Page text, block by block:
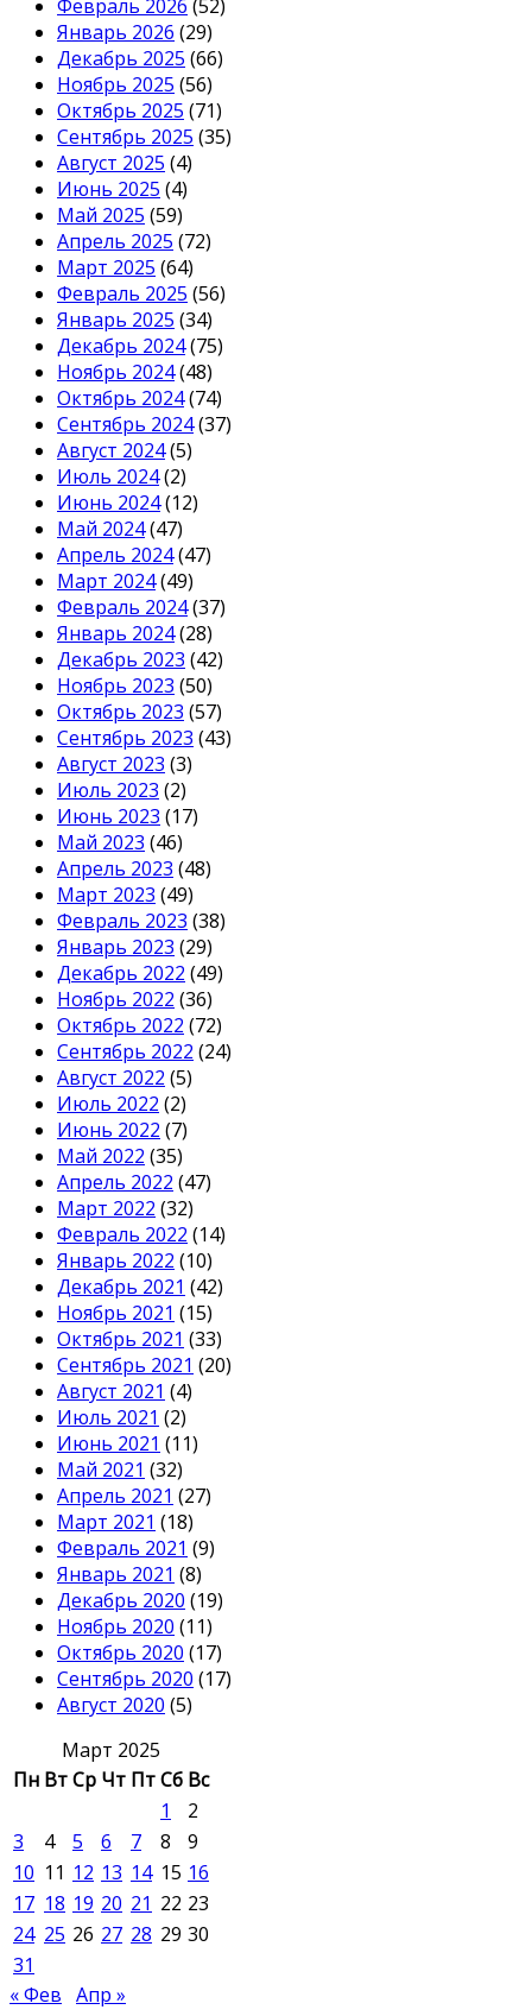
Февраль 2026 (52)
Январь 2026 (29)
Декабрь 2025 (66)
Ноябрь 2025 (56)
Октябрь 2025 (71)
Сентябрь 2025 (35)
Август 2025 (4)
Июнь 2025 (4)
Май 2025 (59)
Апрель 2025 (72)
Март 2025 (64)
Февраль 2025 (56)
Январь 2025 (34)
Декабрь 2024(75)
Ноябрь 2024(48)
Октябрь 2024(74)
Сентябрь 2024(37)
Август 2024(5)
Июль 2024(2)
Июнь 2024(12)
Май 2024(47)
Апрель 2024(47)
Март 2024(49)
Февраль 2024(37)
Январь 2024(28)
Декабрь 2023 (42)
Ноябрь 2023 (50)
Октябрь 2023 (57)
Сентябрь 2023 (43)
Август 2023 (3)
Июль 2023 (2)
Июнь 2023 (17)
Май 2023 (46)
Апрель 2023 (48)
Март 2023 (49)
Февраль 2023 (38)
Январь 2023 (29)
Декабрь 2022 (49)
Ноябрь 2022 (36)
Октябрь 2022 (72)
Сентябрь 2022 (24)
Август 2022 (5)
Июль 2022 (2)
Июнь 2022 (7)
Май 2022 (35)
Апрель 2022 (47)
Март 2022 (32)
Февраль 2022 (14)
Январь 2022 (10)
Декабрь 2021 (42)
Ноябрь 2021 (15)
Октябрь 2021 (33)
Сентябрь 2021 (20)
Август 2021 (4)
Июль 2021 (2)
Июнь 2021 (11)
Май 2021 (32)
Апрель 2021 (27)
Март 2021 (18)
Февраль 2021 (9)
Январь 2021 (8)
Декабрь 2020 (19)
Ноябрь 2020 (11)
Октябрь 2020 (17)
Сентябрь 2020 (17)
Август 2020 (5)
Март 2025
Пн ВтСр Чт ПтСб Вс
1
2
3
4 5 6 7 8
9
10 11 12 13 14 15 16
17 18 19 20 21 22 23
24 25 26 27 28 29 30
31
« Фев Апр »